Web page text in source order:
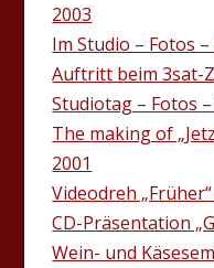
2003
Im Studio – Fotos –
Auftritt beim 3sat-
Studiotag – Fotos
The making of
2001
Videodreh
CD-Präsentation
Wein- und